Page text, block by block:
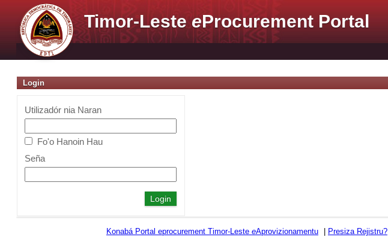
Timor-LesteeProcurement Portal
Login
Utilizadór nia Naran
Fo'o Hanoin Hau
Seña
Konabá Portal eprocurement Timor-Leste eAprovizionamentu Presiza Rejistru?